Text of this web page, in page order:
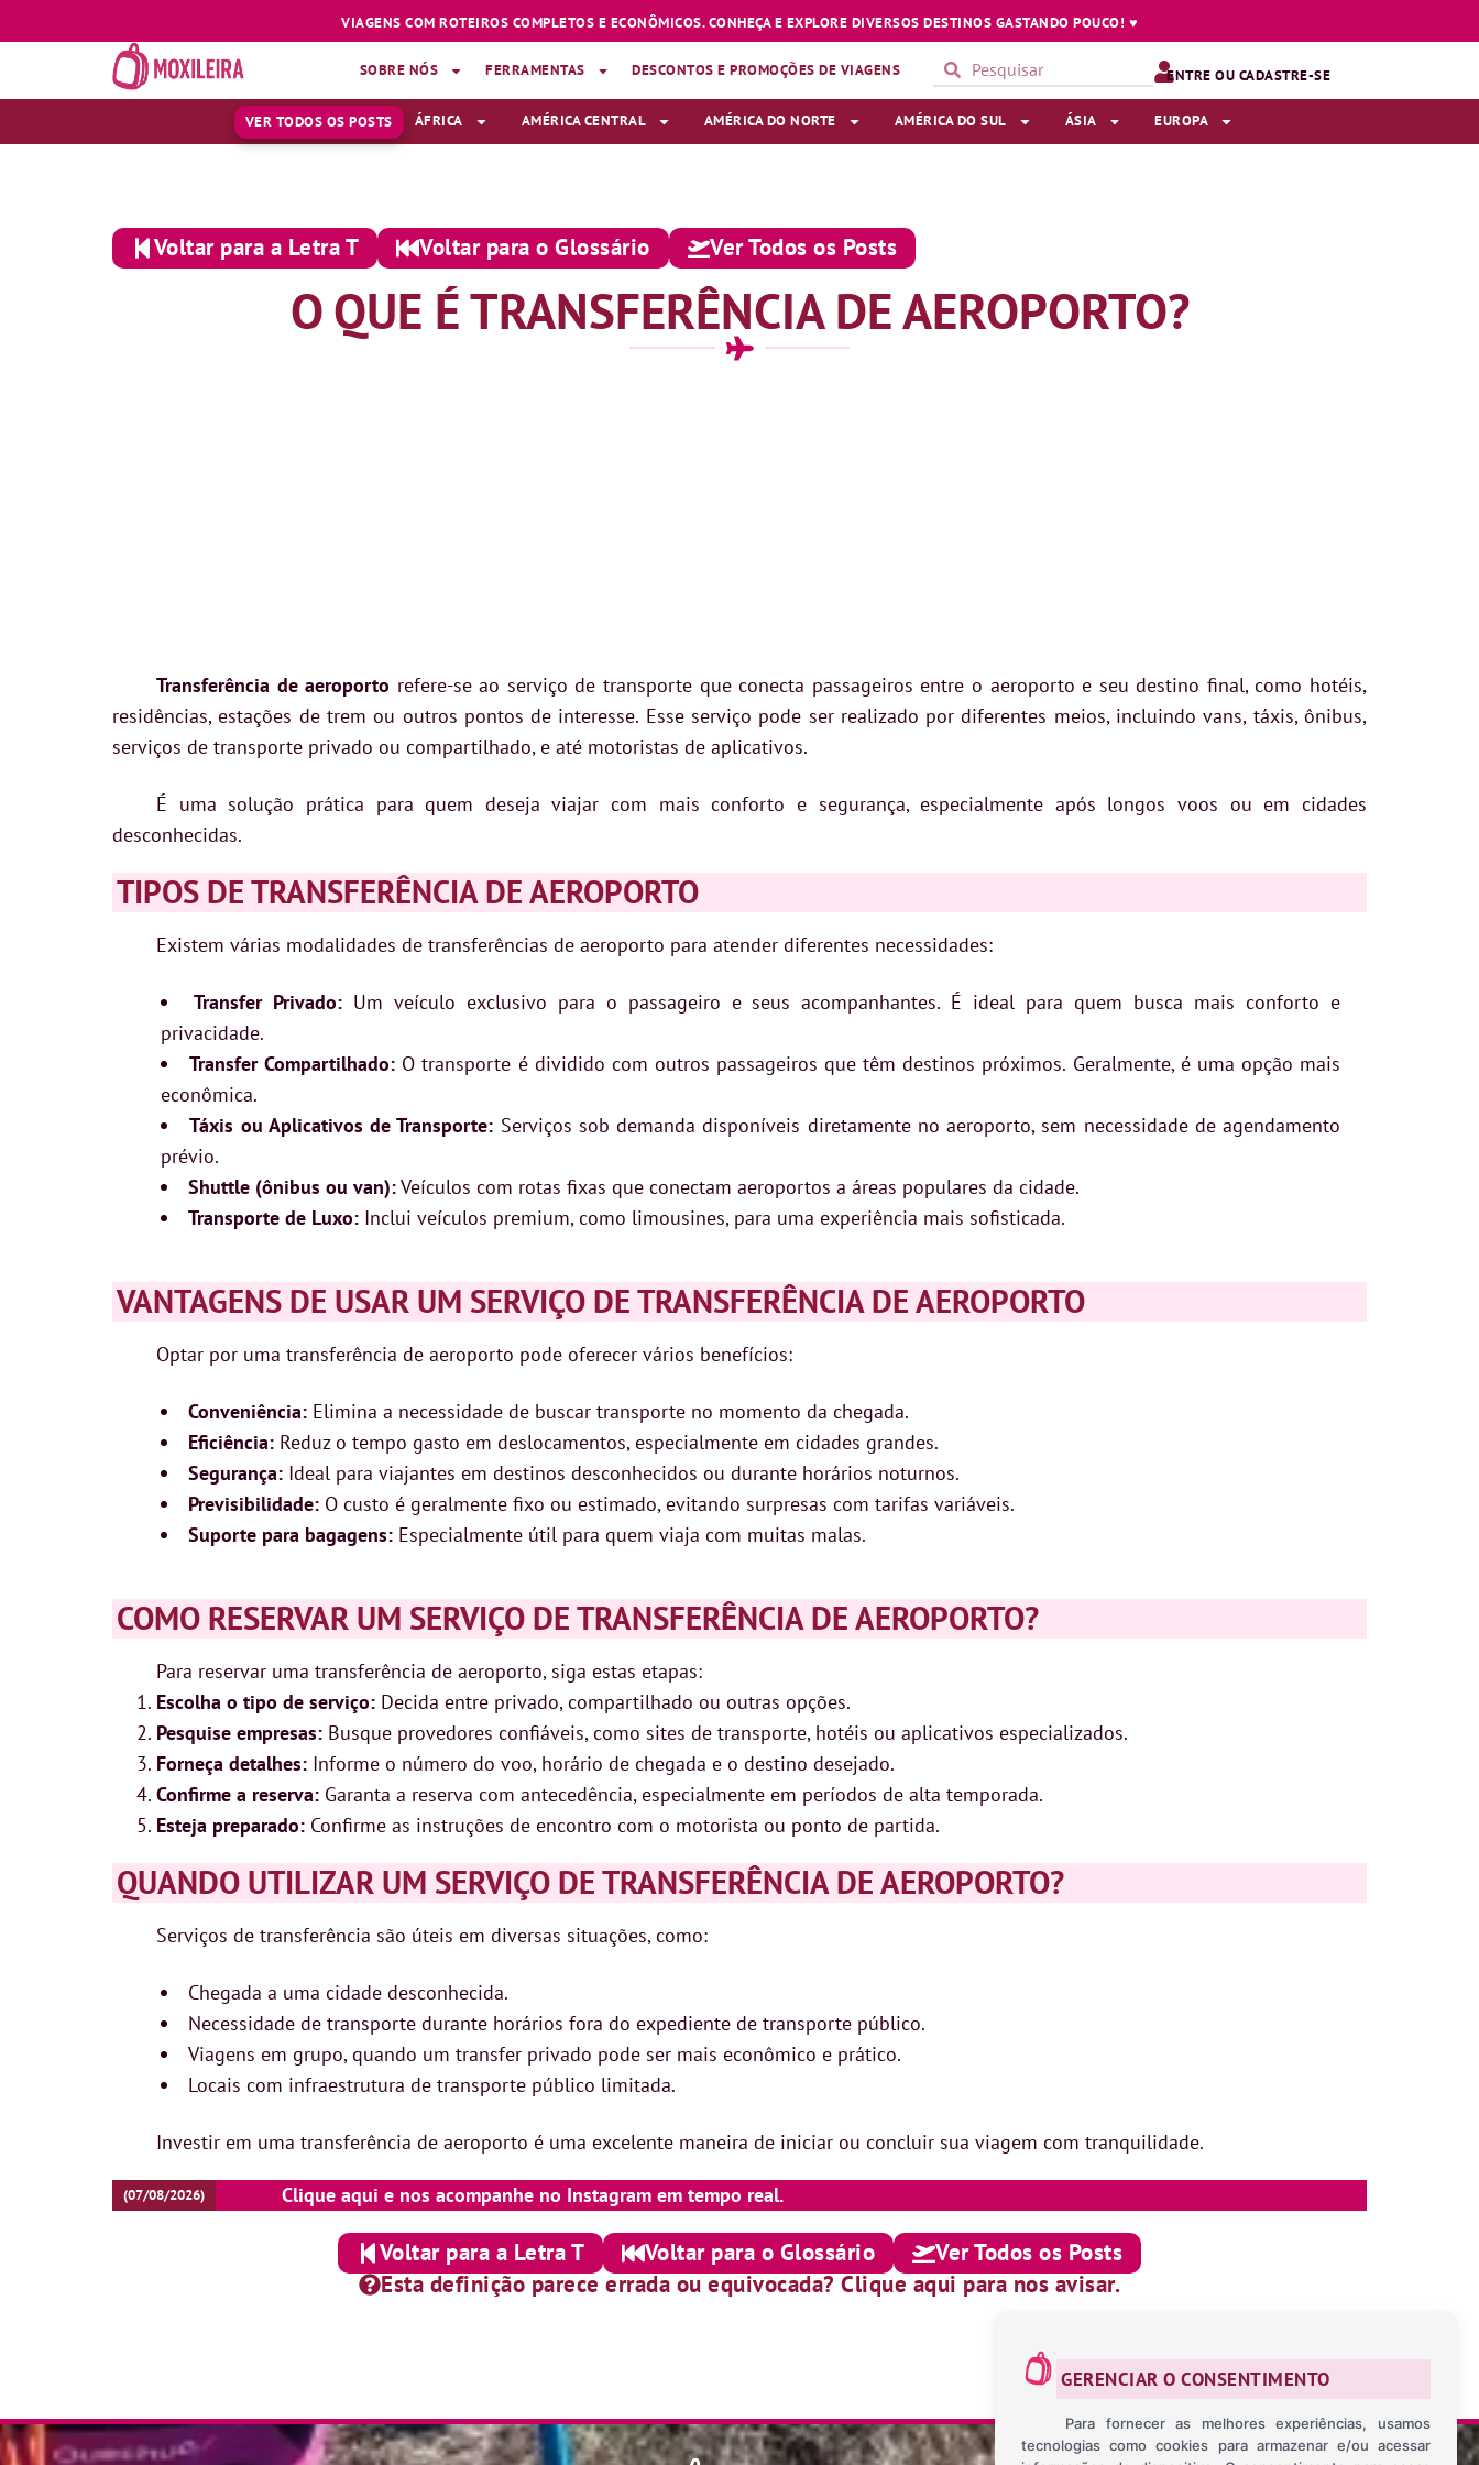
VIAGENS COM ROTEIROS COMPLETOS E ECONÔMICOS. CONHEÇA E EXPLORE DIVERSOS DESTINOS GASTANDO POUCO! ♥️
SOBRE NÓS FERRAMENTAS DESCONTOS E PROMOÇÕES DE VIAGENS ENTRE OU CADASTRE-SE
VER TODOS OS POSTS ÁFRICA AMÉRICA CENTRAL AMÉRICA DO NORTE AMÉRICA DO SUL ÁSIA EUROPA
Voltar para a Letra T Voltar para o Glossário Ver Todos os Posts
O QUE É TRANSFERÊNCIA DE AEROPORTO?
Transferência de aeroporto refere-se ao serviço de transporte que conecta passageiros entre o aeroporto e seu destino final, como hotéis,
residências, estações de trem ou outros pontos de interesse. Esse serviço pode ser realizado por diferentes meios, incluindo vans, táxis, ônibus,
serviços de transporte privado ou compartilhado, e até motoristas de aplicativos.
É uma solução prática para quem deseja viajar com mais conforto e segurança, especialmente após longos voos ou em cidades
desconhecidas.
TIPOS DE TRANSFERÊNCIA DE AEROPORTO
Existem várias modalidades de transferências de aeroporto para atender diferentes necessidades:
Transfer Privado:Um veículo exclusivo para o passageiro e seus acompanhantes. É ideal para quem busca mais conforto e
privacidade.
Transfer Compartilhado: O transporte é dividido com outros passageiros que têm destinos próximos. Geralmente, é uma opção mais
econômica.
Táxis ou Aplicativos de Transporte: Serviços sob demanda disponíveis diretamente no aeroporto, sem necessidade de agendamento
prévio.
Shuttle (ônibus ou van):Veículos com rotas fixas que conectam aeroportos a áreas populares da cidade.
Transporte de Luxo: Inclui veículos premium, como limousines, para uma experiência mais sofisticada.
VANTAGENS DE USAR UM SERVIÇO DE TRANSFERÊNCIA DE AEROPORTO
Optar por uma transferência de aeroporto pode oferecer vários benefícios:
Conveniência: Elimina a necessidade de buscar transporte no momento da chegada.
Eficiência: Reduz o tempo gasto em deslocamentos, especialmente em cidades grandes.
Segurança: Ideal para viajantes em destinos desconhecidos ou durante horários noturnos.
Previsibilidade: O custo é geralmente fixo ou estimado, evitando surpresas com tarifas variáveis.
Suporte para bagagens: Especialmente útil para quem viaja com muitas malas.
COMO RESERVAR UM SERVIÇO DE TRANSFERÊNCIA DE AEROPORTO?
Para reservar uma transferência de aeroporto, siga estas etapas:
Escolha o tipo de serviço: Decida entre privado, compartilhado ou outras opções.
Pesquise empresas: Busque provedores confiáveis, como sites de transporte, hotéis ou aplicativos especializados.
Forneça detalhes: Informe o número do voo, horário de chegada e o destino desejado.
Confirme a reserva: Garanta a reserva com antecedência, especialmente em períodos de alta temporada.
Esteja preparado: Confirme as instruções de encontro com o motorista ou ponto de partida.
QUANDO UTILIZAR UM SERVIÇO DE TRANSFERÊNCIA DE AEROPORTO?
Serviços de transferência são úteis em diversas situações, como:
Chegada a uma cidade desconhecida.
Necessidade de transporte durante horários fora do expediente de transporte público.
Viagens em grupo, quando um transfer privado pode ser mais econômico e prático.
Locais com infraestrutura de transporte público limitada.
Investir em uma transferência de aeroporto é uma excelente maneira de iniciar ou concluir sua viagem com tranquilidade.
(07/08/2026) Clique aqui e nos acompanhe no Instagram em tempo real.
Voltar para a Letra T Voltar para o Glossário
Ver Todos os Posts
Esta definição parece errada ou equivocada? Clique aqui para nos avisar.
GERENCIAR O CONSENTIMENTO
Para fornecer as melhores experiências, usamos
tecnologias como cookies para armazenar e/ou acessar